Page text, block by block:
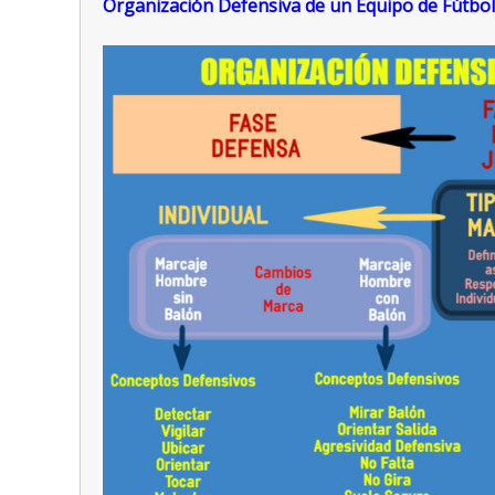
Organización Defensiva de un Equipo de Fútbol